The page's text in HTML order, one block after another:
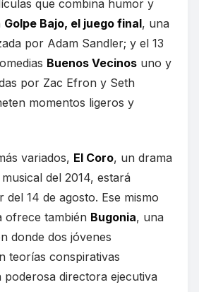
que combina humor y
Golpe Bajo, el juego final, una
por Adam Sandler; y el 13
Buenos Vecinos uno y
por Zac Efron y Seth
momentos ligeros y
variados, El Coro, un drama
del 2014, estará
del 14 de agosto. Ese mismo
ofrece también Bugonia, una
donde dos jóvenes
teorías conspirativas
poderosa directora ejecutiva